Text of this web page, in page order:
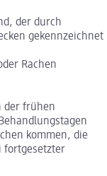
der durch
gekennzeichnet
Rachen
der frühen
kommen, die
fortgesetzter